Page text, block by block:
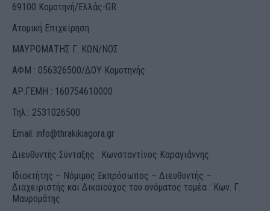
69100 Κομοτηνή/Ελλάς-GR
Ατομική Επιχείρηση
ΜΑΥΡΟΜΑΤΗΣ Γ. ΚΩΝ/ΝΟΣ
ΑΦΜ : 056326500/ΔOΥ Κομοτηνής
ΑΡ.ΓΕΜΗ : 160754610000
Τηλ.: 2531026500
Email: info@thrakikiagora.gr
Διευθυντής Σύνταξης : Κωνσταντίνος Καραγιάννης
Ιδιοκτήτης – Νόμιμος Εκπρόσωπος – Διευθυντής –
Διαχειριστής και Δικαιούχος του ονόματος τομέα : Κων. Γ.
Μαυρομάτης